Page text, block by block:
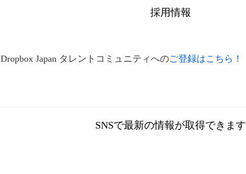
採用情報
Dropbox Japan タレントコミュニティへのご登録はこちら！
SNSで最新の情報が取得できます